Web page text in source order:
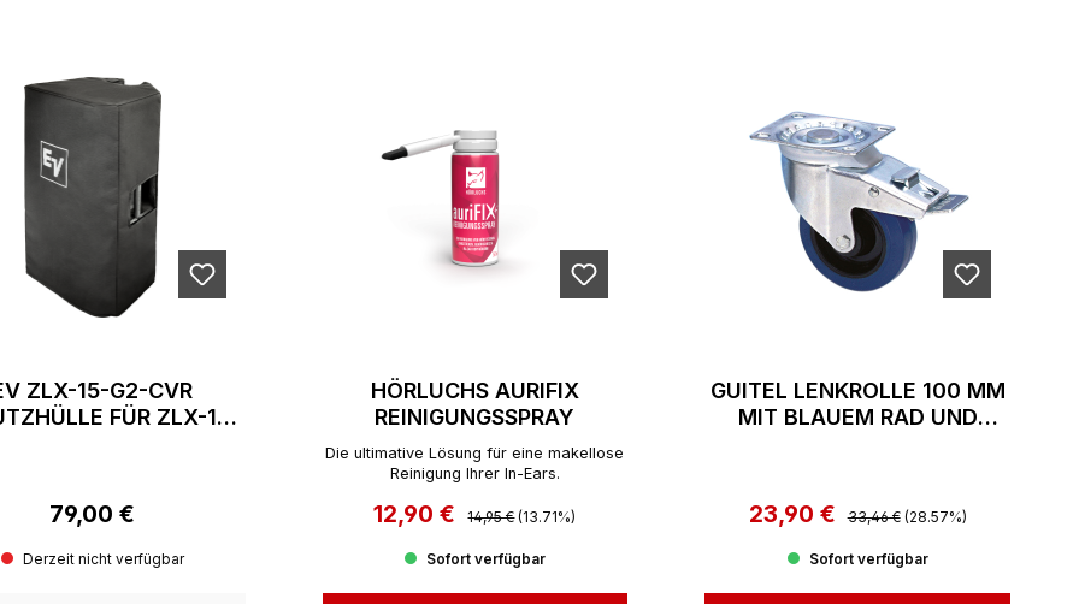
ZLX-15-G2-CVR
FÜR ZLX-15-
Regulärer Preis:
79,00 €
Derzeit nicht verfügbar
HÖRLUCHS AURIFIX
REINIGUNGSSPRAY
Die ultimative Lösung für eine makellose
Reinigung Ihrer In-Ears.
Verkaufspreis:
12,90 € Regulärer Preis:
14,95 € (13.71%)
Sofort verfügbar
GUITEL LENKROLLE 100 MM
MIT BLAUEM RAD UND
Verkaufspreis:
23,90 € Regulärer Preis:
33,46 € (28.57%)
Sofort verfügbar